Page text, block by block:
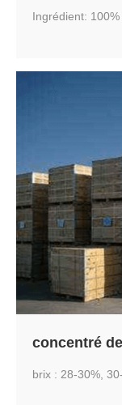
Ingrédient: 100%
concentré
brix : 28-30%,